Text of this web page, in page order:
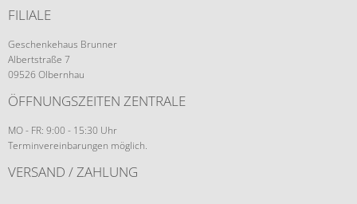
FILIALE
Geschenkehaus Brunner
Albertstraße 7
09526 Olbernhau
ÖFFNUNGSZEITEN ZENTRALE
MO - FR: 9:00 - 15:30 Uhr
Terminvereinbarungen möglich.
VERSAND / ZAHLUNG